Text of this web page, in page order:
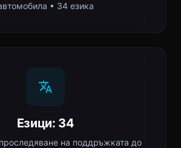
• 34 езика
Езици: 34
на поддръжката до